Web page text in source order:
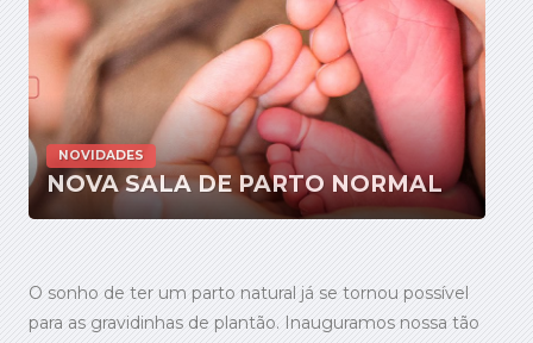
NOVIDADES
NOVA SALA DE PARTO NORMAL
O sonho de ter um parto natural já se tornou possível
para as gravidinhas de plantão. Inauguramos nossa tão